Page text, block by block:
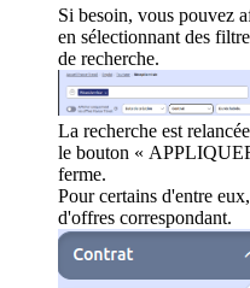
Si besoin, vous pouvez
en sélectionnant des
de recherche.
La recherche est
le bouton «
ferme.
Pour certains d'entre
d'offres correspondant.